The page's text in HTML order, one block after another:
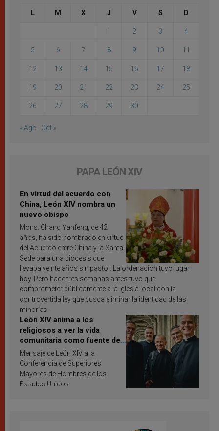
L M X J V S D
1 2 3 4
5 6 7 8 9 10 11
12 13 14 15 16 17 18
19 20 21 22 23 24 25
26 27 28 29 30
« Ago Oct »
PAPA LEÓN XIV
En virtud del acuerdo con
China, León XIV nombra un
nuevo obispo
Mons. Chang Yanfeng, de 42
años, ha sido nombrado en virtud
del Acuerdo entre China y la Santa
Sede para una diócesis que
llevaba veinte años sin pastor. La ordenación tuvo lugar
hoy. Pero hace tres semanas antes tuvo que
comprometer públicamente a la Iglesia local con la
controvertida ley que busca eliminar la identidad de las
minorías.
León XIV anima a los
religiosos a ver la vida
comunitaria como fuente de
inspiración y santificación
Mensaje de León XIV a la
Conferencia de Superiores
Mayores de Hombres de los
Estados Unidos